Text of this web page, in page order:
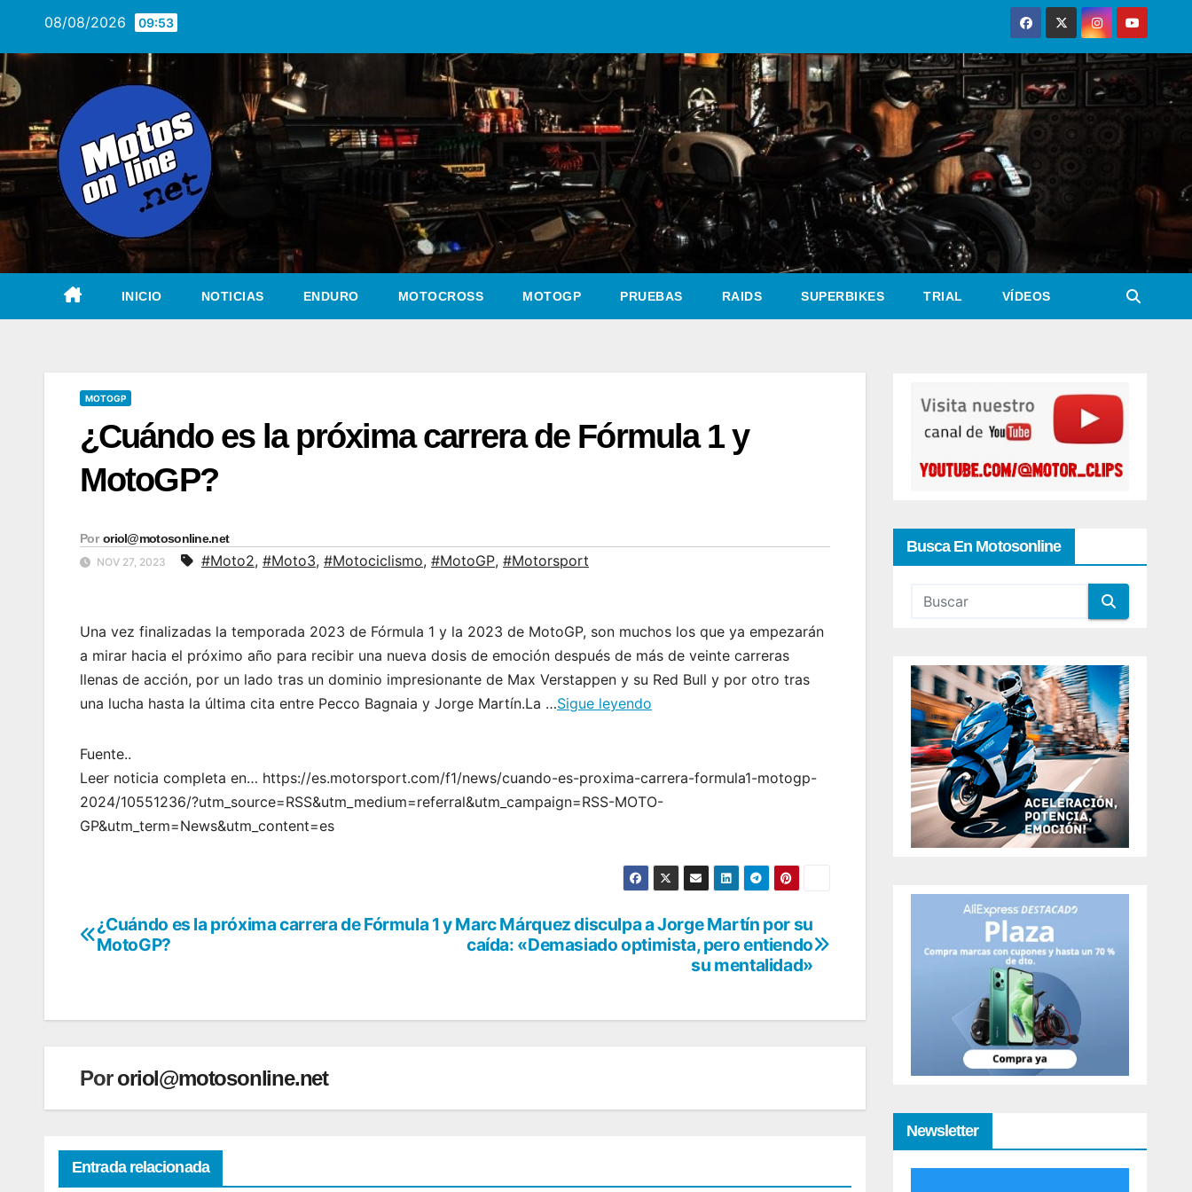
contenido
08/08/2026 09:53
INICIO NOTICIAS ENDURO MOTOCROSS MOTOGP PRUEBAS RAIDS SUPERBIKES TRIAL VÍDEOS
MOTOGP
¿Cuándo es la próxima carrera de Fórmula 1 y
MotoGP?
Por oriol@motosonline.net
NOV 27, 2023 #Moto2, #Moto3, #Motociclismo, #MotoGP, #Motorsport
Una vez finalizadas la temporada 2023 de Fórmula 1 y la 2023 de MotoGP, son muchos los que ya empezarán
a mirar hacia el próximo año para recibir una nueva dosis de emoción después de más de veinte carreras
llenas de acción, por un lado tras un dominio impresionante de Max Verstappen y su Red Bull y por otro tras
una lucha hasta la última cita entre Pecco Bagnaia y Jorge Martín.La …Sigue leyendo
Fuente..
Leer noticia completa en… https://es.motorsport.com/f1/news/cuando-es-proxima-carrera-formula1-motogp-
2024/10551236/?utm_source=RSS&utm_medium=referral&utm_campaign=RSS-MOTO-
GP&utm_term=News&utm_content=es
Navegación
Marc Márquez disculpa a Jorge Martín por su
caída: «Demasiado optimista, pero entiendo
su mentalidad»
¿Cuándo es la próxima carrera de Fórmula 1 y
MotoGP?
Pororiol@motosonline.net
Entrada relacionada
Busca En Motosonline
Newsletter